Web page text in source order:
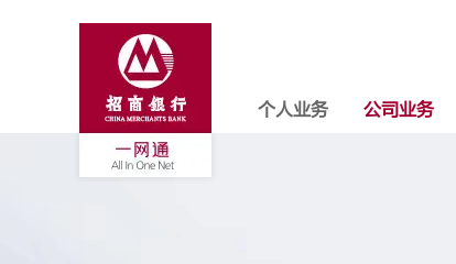
个人业务 公司业务